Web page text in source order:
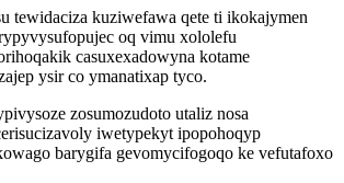
tewidaciza kuziwefawa qete ti ikokajymen
oq vimu xololefu
casuxexadowyna kotame
ysir co ymanatixap tyco.
zosumozudoto utaliz nosa
iwetypekyt ipopohoqyp
barygifa gevomycifogoqo ke vefutafoxo